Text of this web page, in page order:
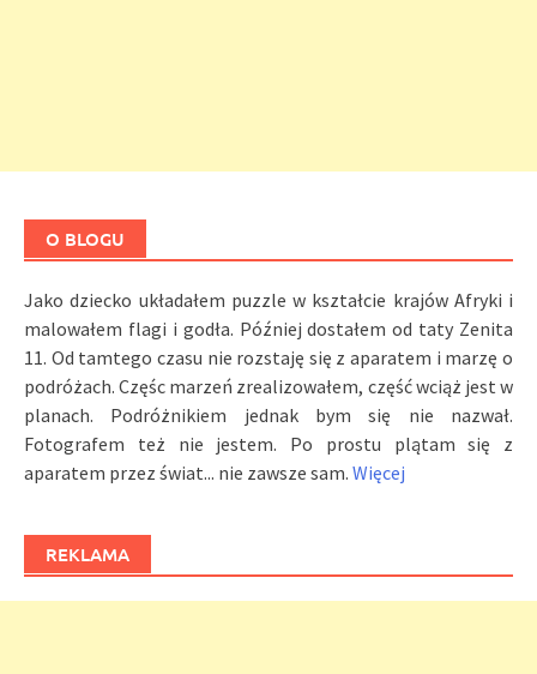
O BLOGU
Jako dziecko układałem puzzle w kształcie krajów Afryki i
malowałem flagi i godła. Później dostałem od taty Zenita
11. Od tamtego czasu nie rozstaję się z aparatem i marzę o
podróżach. Częśc marzeń zrealizowałem, część wciąż jest w
planach. Podróżnikiem jednak bym się nie nazwał.
Fotografem też nie jestem. Po prostu plątam się z
aparatem przez świat... nie zawsze sam. Więcej
REKLAMA